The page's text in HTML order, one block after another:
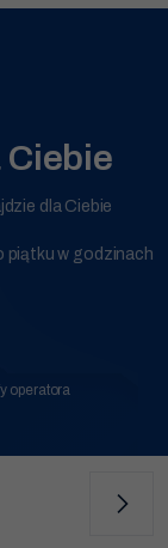
dla Ciebie
piątku w godzinach
operatora